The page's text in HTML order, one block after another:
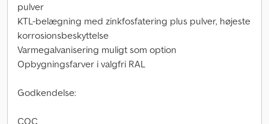
pulver
KTL-belægning med zinkfosfatering plus pulver, højeste
korrosionsbeskyttelse
Varmegalvanisering muligt som option
Opbygningsfarver i valgfri RAL
Godkendelse:
COC